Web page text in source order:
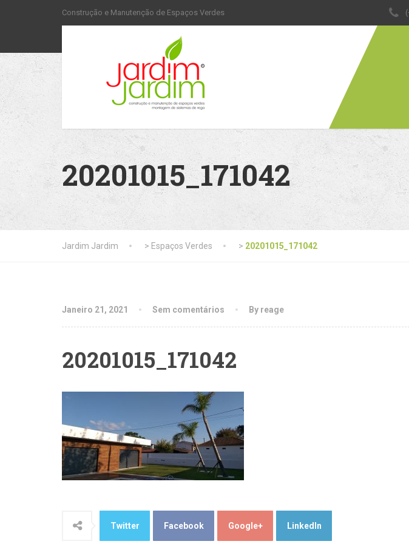
Construção e Manutenção de Espaços Verdes
20201015_171042
Jardim Jardim > Espaços Verdes > 20201015_171042
Janeiro 21, 2021 Sem comentários By reage
20201015_171042
Twitter Facebook Google+ LinkedIn